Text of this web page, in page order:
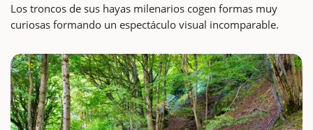
Los troncos de sus hayas milenarios cogen formas muy
curiosas formando un espectáculo visual incomparable.